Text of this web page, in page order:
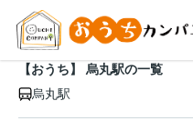
【おうち】 烏丸駅の一覧
烏丸駅